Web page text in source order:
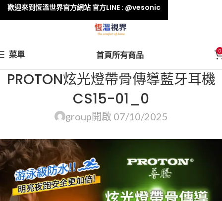
菜單 首頁所有商品 0
PROTON炫光燈帶骨傳導藍牙耳機
CS15-01_0
group開啟 07/10/2025
歡迎來到恆溫世界官方網站 官方LINE : @vesonic